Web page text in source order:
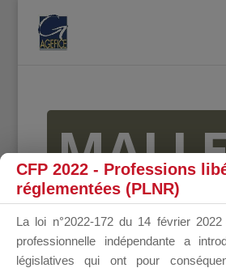
DU
CFP 2022 - Professions
réglementées (PLNR)
La loi n°2022-172 du 14 février
professionnelle indépendante a
législatives qui ont pour